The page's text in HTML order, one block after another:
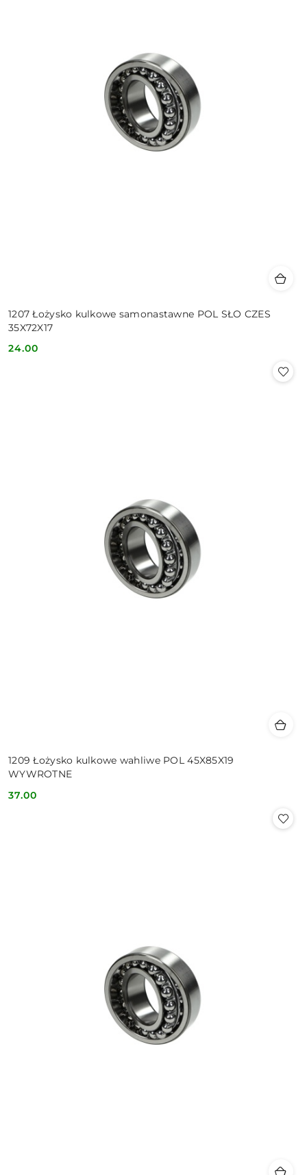
1207 Łożysko kulkowe samonastawne POL SŁO CZES
35X72X17
Cena:
24.00
1209 Łożysko kulkowe wahliwe POL 45X85X19
WYWROTNE
Cena:
37.00